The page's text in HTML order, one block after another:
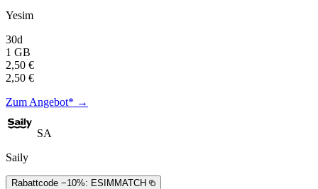
Yesim
30d
1 GB
2,50 €
2,50 €
Zum Angebot* →
SA
Saily
Rabattcode −10%: ESIMMATCH